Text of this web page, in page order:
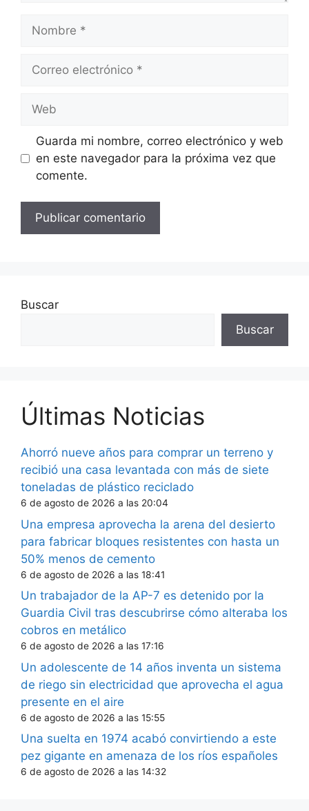
electrónico
Guarda mi nombre, correo electrónico y web
en este navegador para la próxima vez que
comente.
Buscar
Buscar
Últimas Noticias
Ahorró nueve años para comprar un terreno y
recibió una casa levantada con más de siete
toneladas de plástico reciclado
6 de agosto de 2026 a las 20:04
Una empresa aprovecha la arena del desierto
para fabricar bloques resistentes con hasta un
50% menos de cemento
6 de agosto de 2026 a las 18:41
Un trabajador de la AP-7 es detenido por la
Guardia Civil tras descubrirse cómo alteraba los
cobros en metálico
6 de agosto de 2026 a las 17:16
Un adolescente de 14 años inventa un sistema
de riego sin electricidad que aprovecha el agua
presente en el aire
6 de agosto de 2026 a las 15:55
Una suelta en 1974 acabó convirtiendo a este
pez gigante en amenaza de los ríos españoles
6 de agosto de 2026 a las 14:32